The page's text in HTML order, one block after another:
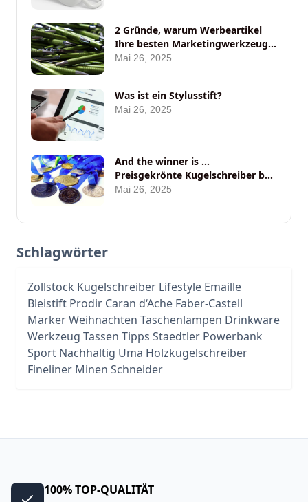
2 Gründe, warum Werbeartikel
Ihre besten Marketingwerkzeuge
auf Messen sein sollten
Mai 26, 2025
Was ist ein Stylusstift?
Mai 26, 2025
And the winner is …
Preisgekrönte Kugelschreiber bei
ANYBRAND
Mai 26, 2025
Schlagwörter
Zollstock Kugelschreiber Lifestyle Emaille
Bleistift Prodir Caran d‘Ache Faber-Castell
MarkerWeihnachten Taschenlampen Drinkware
Werkzeug Tassen Tipps Staedtler Powerbank
Sport Nachhaltig Uma Holzkugelschreiber
Fineliner Minen Schneider
100% TOP-QUALITÄT